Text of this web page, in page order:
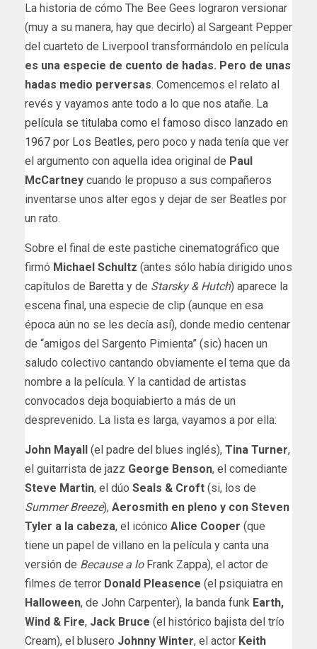
La historia de cómo The Bee Gees lograron versionar
(muy a su manera, hay que decirlo) al Sargeant Pepper
del cuarteto de Liverpool transformándolo en película
es una especie de cuento de hadas. Pero de unas
hadas medio perversas. Comencemos el relato al
revés y vayamos ante todo a lo que nos atañe. La
película se titulaba como el famoso disco lanzado en
1967 por Los Beatles, pero poco y nada tenía que ver
el argumento con aquella idea original de Paul
McCartney cuando le propuso a sus compañeros
inventarse unos alter egos y dejar de ser Beatles por
un rato.
Sobre el final de este pastiche cinematográfico que
firmó Michael Schultz (antes sólo había dirigido unos
capítulos de Baretta y de Starsky & Hutch) aparece la
escena final, una especie de clip (aunque en esa
época aún no se les decía así), donde medio centenar
de “amigos del Sargento Pimienta” (sic) hacen un
saludo colectivo cantando obviamente el tema que da
nombre a la película. Y la cantidad de artistas
convocados deja boquiabierto a más de un
desprevenido. La lista es larga, vayamos a por ella:
John Mayall (el padre del blues inglés), Tina Turner,
el guitarrista de jazz George Benson, el comediante
Steve Martin, el dúo Seals & Croft (si, los de
Summer Breeze), Aerosmith en pleno y con Steven
Tyler a la cabeza, el icónico Alice Cooper (que
tiene un papel de villano en la película y canta una
versión de Because a lo Frank Zappa), el actor de
filmes de terror Donald Pleasence (el psiquiatra en
Halloween, de John Carpenter), la banda funk Earth,
Wind & Fire, Jack Bruce (el histórico bajista del trío
Cream), el blusero Johnny Winter, el actor Keith